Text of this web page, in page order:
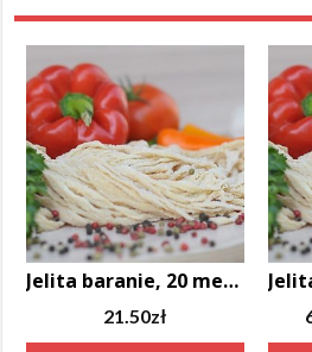
Jelita baranie, 20 metrów, kal. 22/24
21.50zł